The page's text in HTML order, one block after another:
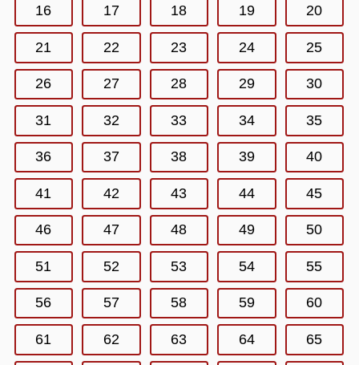
16 17 18 19 20
21 22 23 24 25
26 27 28 29 30
31 32 33 34 35
36 37 38 39 40
41 42 43 44 45
46 47 48 49 50
51 52 53 54 55
56 57 58 59 60
61 62 63 64 65